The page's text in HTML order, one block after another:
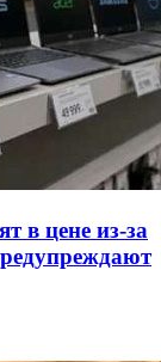
в цене из-за